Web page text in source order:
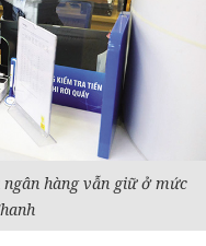
ngân hàngvẫn giữ ở mức